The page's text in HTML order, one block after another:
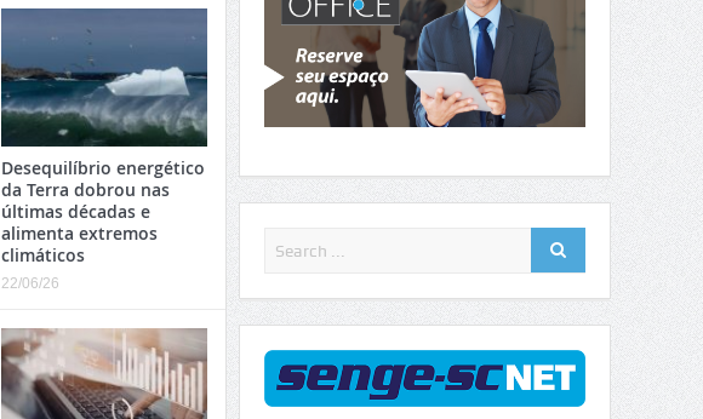
Desequilíbrio energético
da Terra dobrou nas
últimas décadas e
alimenta extremos
climáticos
22/06/26